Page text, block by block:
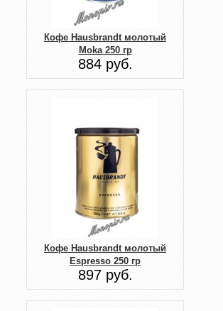
Кофе Hausbrandt молотый
Moka 250 гр
884 руб.
Кофе Hausbrandt молотый
Espresso 250 гр
897 руб.